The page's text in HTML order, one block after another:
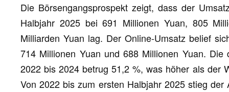
Die Börsengangsprospekt zeigt, dass der
Halbjahr 2025 bei 691 Millionen Yuan, 805
Milliarden Yuan lag. Der Online-Umsatz belief
714 Millionen Yuan und 688 Millionen Yuan. Die
2022 bis 2024 betrug 51,2 %, was höher als der
Von 2022 bis zum ersten Halbjahr 2025 stieg